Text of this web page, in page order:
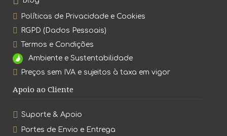
Políticas de Privacidade e Cookies
RGPD (Dados Pessoais)
Termos e Condições
Ambiente e Sustentabilidade
Preços sem IVA e sujeitos à taxa em vigor
Apoio ao Cliente
Suporte & Apoio
Portes de Envio e Entrega